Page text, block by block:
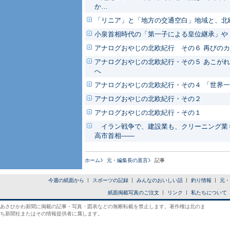
か…
「リニア」と「地方の交通空白」地域と、
小泉首相時代の「第一子による皇位継承」
アナログおやじの北欧紀行 その６ 再びの
アナログおやじの北欧紀行・その５ あこが
へ
アナログおやじの北欧紀行・その４ 「世界
アナログおやじの北欧紀行・その２
アナログおやじの北欧紀行・その１
イラン戦争で、建設業も、クリーニング
高市首相――
ホーム 元・編集長の直言 記事
今週の紙面から スポーツの記録 みんなのおいしい話 釣り情報 元
紙面掲載写真のご注文 リンク 私たちについて
あさひかわ新聞に掲載の記事・写真・図表などの無断転載を禁止します。著作権は北のま
ち新聞社またはその情報提供者に属します。